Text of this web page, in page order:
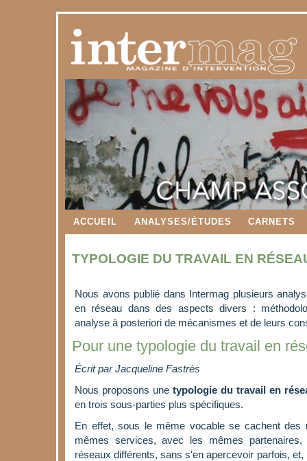
ACCUEIL ANALYSES/ÉTUDES CARNETS
TYPOLOGIE DU TRAVAIL EN
Nous avons publié dans Intermag plusieurs
en réseau dans des aspects divers :
analyse à posteriori de mécanismes et de leurs
Pour une typologie du travail en
Écrit par Jacqueline Fastrès
Nous proposons unetypologie du travail en
en trois sous-parties plus spécifiques.
En effet, sous le même vocable se cachent des
mêmes services, avec les mêmes
réseaux différents, sans s'en apercevoir parfois,